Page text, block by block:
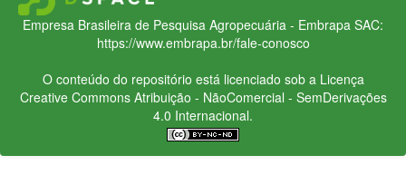
Empresa Brasileira de Pesquisa Agropecuária - Embrapa SAC:
https://www.embrapa.br/fale-conosco
O conteúdo do repositório está licenciado sob a Licença
Creative CommonsAtribuição - NãoComercial - SemDerivações
4.0 Internacional.